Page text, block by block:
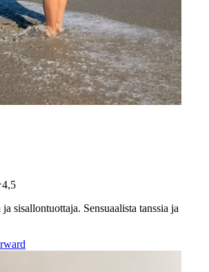
4,5
sisallontuottaja. Sensuaalista tanssia ja